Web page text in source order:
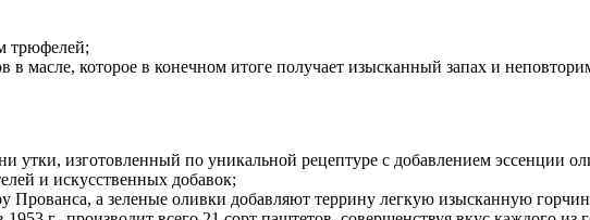
трюфелей;
в масле, которое в конечном итоге получает изысканный запах и
утки, изготовленный по уникальной рецептуре с добавлением эссенции
и искусственных добавок;
Прованса, а зеленые оливки добавляют террину легкую изысканную